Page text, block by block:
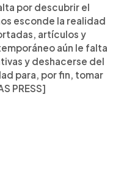
por descubrir el
esconde la realidad
artículos y
aún le falta
y deshacerse del
para, por fin, tomar
PRESS]